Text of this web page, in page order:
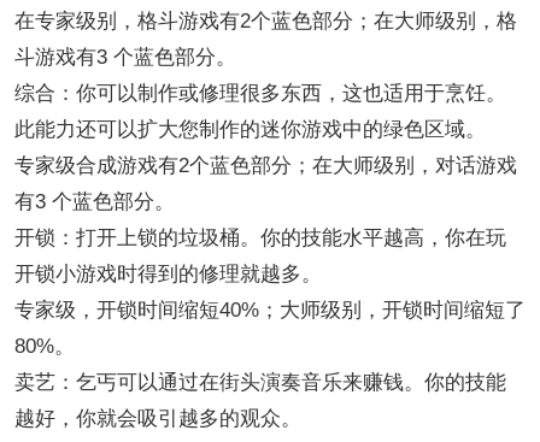
在专家级别，格斗游戏有2个蓝色部分；在大师级别，格
斗游戏有3 个蓝色部分。
综合：你可以制作或修理很多东西，这也适用于烹饪。
此能力还可以扩大您制作的迷你游戏中的绿色区域。
专家级合成游戏有2个蓝色部分；在大师级别，对话游戏
有3 个蓝色部分。
开锁：打开上锁的垃圾桶。你的技能水平越高，你在玩
开锁小游戏时得到的修理就越多。
专家级，开锁时间缩短40%；大师级别，开锁时间缩短了
80%。
卖艺：乞丐可以通过在街头演奏音乐来赚钱。你的技能
越好，你就会吸引越多的观众。